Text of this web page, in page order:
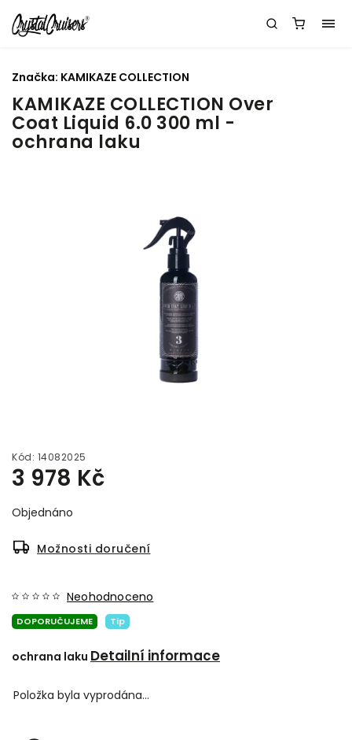
KAMIKAZE COLLECTION Over
Coat Liquid 6.0 300 ml -
ochrana laku
Kód: 14082025
3 978 Kč
Objednáno
Možnosti doručení
DOPORUČUJEME Tip
Neohodnoceno
ochrana laku Detailní informace
Značka: KAMIKAZE COLLECTION
Položka byla vyprodána…